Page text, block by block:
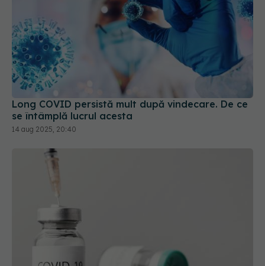
Long COVID persistă mult după vindecare. De ce
se întâmplă lucrul acesta
14 aug 2025, 20:40